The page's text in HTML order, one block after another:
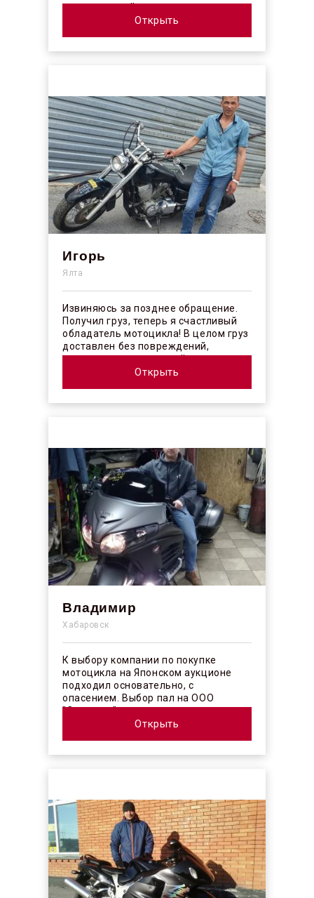
коллектив действительно
профессионалы своего ...
Открыть
Игорь
Ялта
Извиняюсь за позднее обращение.
Получил груз, теперь я счастливый
обладатель мотоцикла! В целом груз
доставлен без повреждений,
огорчило отсутствие плёночного
Открыть
Владимир
Хабаровск
К выбору компании по покупке
мотоцикла на Японском аукционе
подходил основательно, с
опасением. Выбор пал на ООО
"Синергос" после изучения отзывов в
Открыть